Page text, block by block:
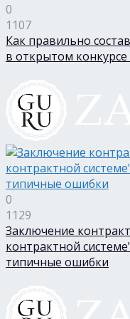
0
1107
Как правильно
в открытом конкурсе
0
1129
Заключение
контрактной
типичные ошибки